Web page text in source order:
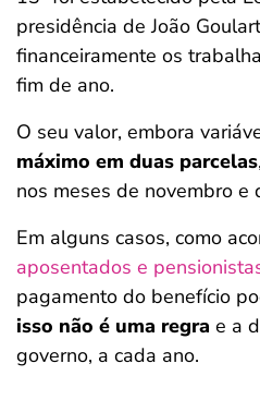
presidência de João
financeiramente os
fim de ano.
O seu valor, embora
máximo em duas parcelas
nos meses de novembro e
Em alguns casos, como
aposentados e
pagamento do benefício
isso não é uma regra e a
governo, a cada ano.